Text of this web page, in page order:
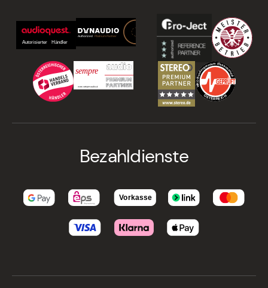
Bezahldienste